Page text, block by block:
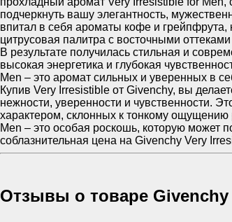
подчеркнуть вашу элегантность,
впитал в себя ароматы кофе и
цитрусовая палитра с восточными
В результате получилась стильная и
высокая энергетика и глубокая
Men – это аромат сильных и уверенных в
Купив Very Irresistible от Givenchy, вы
нежности, уверенности и чувственности.
характером, склонных к тонкому ощущению
Men – это особая роскошь, которую может
соблазнительная цена на Givenchy Very
Отзывы о товаре